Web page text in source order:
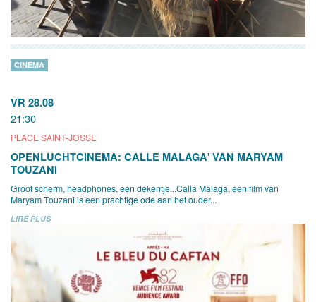
VR 28.08
21:30
PLACE SAINT-JOSSE
CINEMA
OPENLUCHTCINEMA: CALLE MALAGA' VAN MARYAM
TOUZANI
Groot scherm, headphones, een dekentje...Calla Malaga, een film van
Maryam Touzani is een prachtige ode aan het ouder...
LIRE PLUS